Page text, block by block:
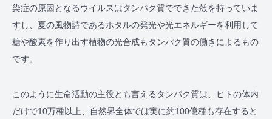
染症の原因となるウイルスはタンパク質でできた殻を持っていま
すし、夏の風物詩であるホタルの発光や光エネルギーを利用して
糖や酸素を作り出す植物の光合成もタンパク質の働きによるもの
です。
このように生命活動の主役とも言えるタンパク質は、ヒトの体内
だけで10万種以上、自然界全体では実に約100億種も存在すると